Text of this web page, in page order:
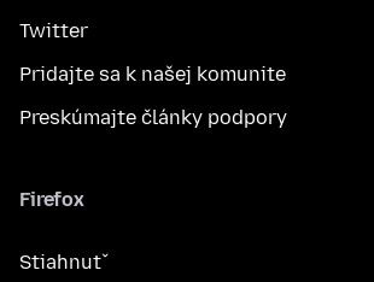
Twitter
Pridajte sa k našej komunite
Preskúmajte články podpory
Firefox
Stiahnuť